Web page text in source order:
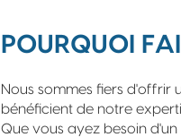
POURQUOI
Nous sommes fiers d'offrir
bénéficient de notre
Que vous ayez besoin d'un